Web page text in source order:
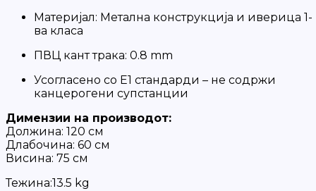
Материјал: Метална конструкција и иверица 1-
ва класа
ПВЦ кант трака: 0.8 mm
Усогласено со Е1 стандарди – не содржи
канцерогени супстанции
Димензии на производот:
Должина: 120 см
Длабочина: 60 см
Висина: 75 см
Тежина:13.5 kg